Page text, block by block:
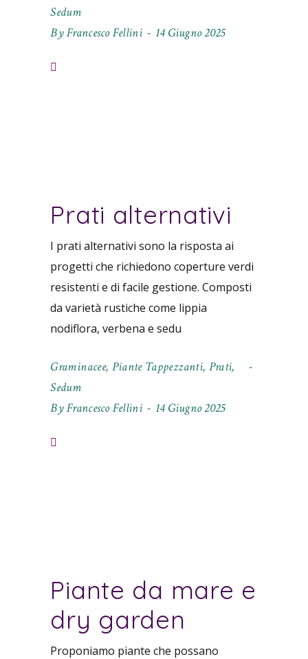
Sedum
ByFrancesco Fellini 14 Giugno 2025
Prati alternativi
I prati alternativi sono la risposta ai
progetti che richiedono coperture verdi
resistenti e di facile gestione. Composti
da varietà rustiche come lippia
nodiflora, verbena e sedu
Graminacee, Piante Tappezzanti, Prati,
Sedum
ByFrancesco Fellini 14 Giugno 2025
Piante da mare e
dry garden
Proponiamo piante che possano